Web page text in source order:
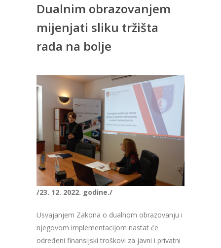
Dualnim obrazovanjem
mijenjati sliku tržišta
rada na bolje
/23. 12. 2022. godine./
Usvajanjem Zakona o dualnom obrazovanju i
njegovom implementacijom nastat će
određeni finansijski troškovi za javni i privatni